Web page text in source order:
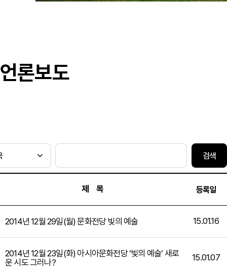
언론보도
제 목 등록일
2014년 12월 29일(월) 문화전당 빛의 예술 15.01.16
2014년 12월 23일(화) 아시아문화전당 ‘빛의 예술’ 새로
운 시도 그러나?
15.01.07
검색